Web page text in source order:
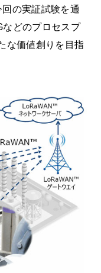
の実証試験を通
などのプロセスプ
な価値創りを目指